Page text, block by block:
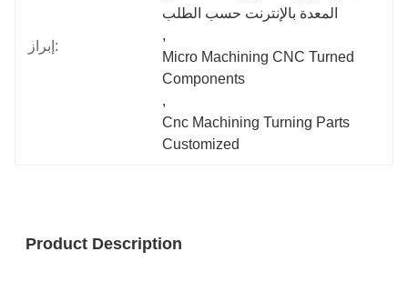
إبراز:
المعدة بالإنترنت حسب الطلب
,
Micro Machining CNC Turned
Components
,
Cnc Machining Turning Parts
Customized
Product Description